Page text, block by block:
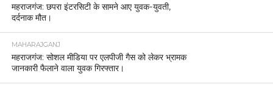
महराजगंज: छपरा इंटरसिटी के सामने आए युवक-युवती,
दर्दनाक मौत।
MAHARAJGANJ
महराजगंज: सोशल मीडिया पर एलपीजी गैस को लेकर भ्रामक
जानकारी फैलाने वाला युवक गिरफ्तार।